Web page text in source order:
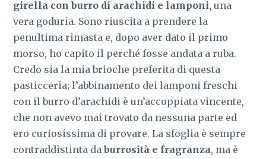
girella con burro di arachidi e lamponi, una
vera goduria. Sono riuscita a prendere la
penultima rimasta e, dopo aver dato il primo
morso, ho capito il perché fosse andata a ruba.
Credo sia la mia brioche preferita di questa
pasticceria; l’abbinamento dei lamponi freschi
con il burro d’arachidi è un’accoppiata vincente,
che non avevo mai trovato da nessuna parte ed
ero curiosissima di provare. La sfoglia è sempre
contraddistinta daburrosità e fragranza, ma è